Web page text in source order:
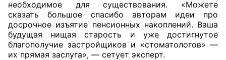
необходимое для существования. «Можете
сказать большое спасибо авторам идеи про
досрочное изъятие пенсионных накоплений. Ваша
будущая нищая старость и уже достигнутое
благополучие застройщиков и «стоматологов» —
их прямая заслуга», — сетует эксперт.